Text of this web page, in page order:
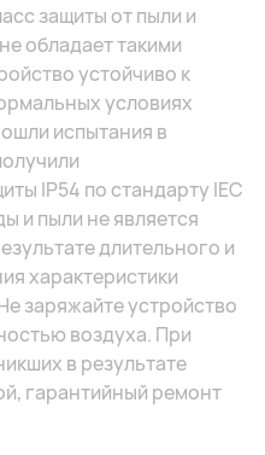
защиты от пыли и
обладает такими
устойчиво к
условиях
испытания в
IP54 по стандарту IEC
и пыли не является
длительного и
характеристики
заряжайте устройство
воздуха. При
в результате
гарантийный ремонт